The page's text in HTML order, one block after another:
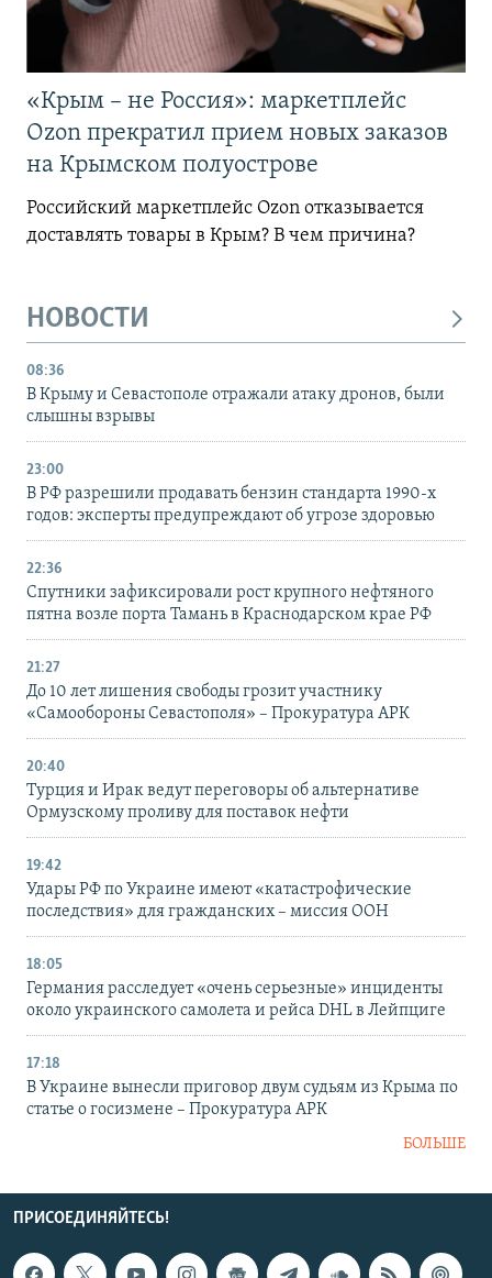
«Крым – не Россия»: маркетплейс
Ozon прекратил прием новых заказов
на Крымском полуострове
Российский маркетплейс Ozon отказывается
доставлять товары в Крым? В чем причина?
НОВОСТИ
08:36
В Крыму и Севастополе отражали атаку дронов, были
слышны взрывы
23:00
В РФ разрешили продавать бензин стандарта 1990-х
годов: эксперты предупреждают об угрозе здоровью
22:36
Спутники зафиксировали рост крупного нефтяного
пятна возле порта Тамань в Краснодарском крае РФ
21:27
До 10 лет лишения свободы грозит участнику
«Самообороны Севастополя» – Прокуратура АРК
20:40
Турция и Ирак ведут переговоры об альтернативе
Ормузскому проливу для поставок нефти
19:42
Удары РФ по Украине имеют «катастрофические
последствия» для гражданских – миссия ООН
18:05
Германия расследует «очень серьезные» инциденты
около украинского самолета и рейса DHL в Лейпциге
17:18
В Украине вынесли приговор двум судьям из Крыма по
статье о госизмене – Прокуратура АРК
БОЛЬШЕ
ПРИСОЕДИНЯЙТЕСЬ!